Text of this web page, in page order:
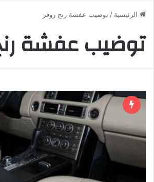
الرئيسية / توضيب عفشة رنج روفر
توضيب عفشة